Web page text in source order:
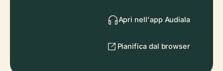
Apri nell'app Audiala
Pianifica dal browser